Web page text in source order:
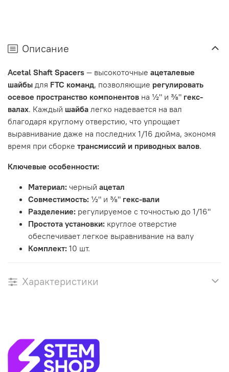
Описание
Acetal Shaft Spacers — высокоточные ацеталевые
шайбы для FTC команд, позволяющие регулировать
осевое пространство компонентов на ½" и ⅜" гекс-
валах. Каждый шайба легко надевается на вал
благодаря круглому отверстию, что упрощает
выравнивание даже на последних 1/16 дюйма, экономя
время при сборке трансмиссий и приводных валов.
Ключевые особенности:
Материал: черный ацетал
Совместимость: ½" и ⅜" гекс-вали
Разделение: регулируемое с точностью до 1/16"
Простота установки: круглое отверстие
обеспечивает легкое выравнивание на валу
Комплект: 10 шт.
Характеристики